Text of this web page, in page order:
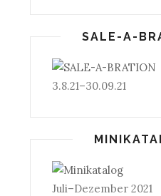
SALE-A-
3.8.21–30.09.21
Juli–Dezember 2021